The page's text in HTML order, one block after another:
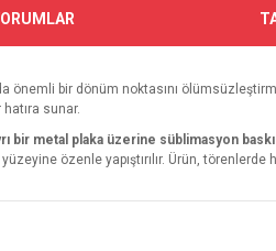
önemli bir dönüm noktasını
sunar.
bir metal plaka üzerine süblimasyon
özenle yapıştırılır. Ürün,